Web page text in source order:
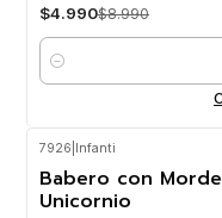
$4.990$8.990
Cantidad
-44%
7926 Infanti
Babero con
Unicornio